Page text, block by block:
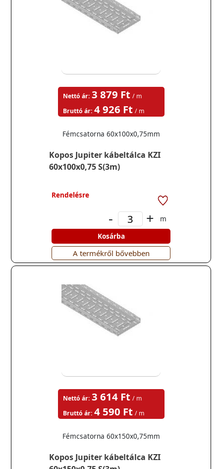
Kopos Jupiter kábeltálca KZI
60x100x0,75 S(3m)
Fémcsatorna 60x100x0,75mm
Nettó ár: 3 879 Ft / m
Bruttó ár: 4 926 Ft / m
Rendelésre
- +
m
Kosárba
A termékről bővebben
Kopos Jupiter kábeltálca KZI
Fémcsatorna 60x150x0,75mm
Nettó ár: 3 614 Ft / m
Bruttó ár: 4 590 Ft / m